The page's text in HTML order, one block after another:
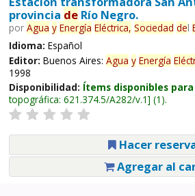
provincia deRío Negro.
por Agua y Energía Eléctrica, Sociedad del
Idioma: Español
Editor: Buenos Aires: Agua y Energía
1998
Disponibilidad: Ítems disponibles
topográfica: 621.374.5/A282/v.1 (1).
Hacer
Agregar al